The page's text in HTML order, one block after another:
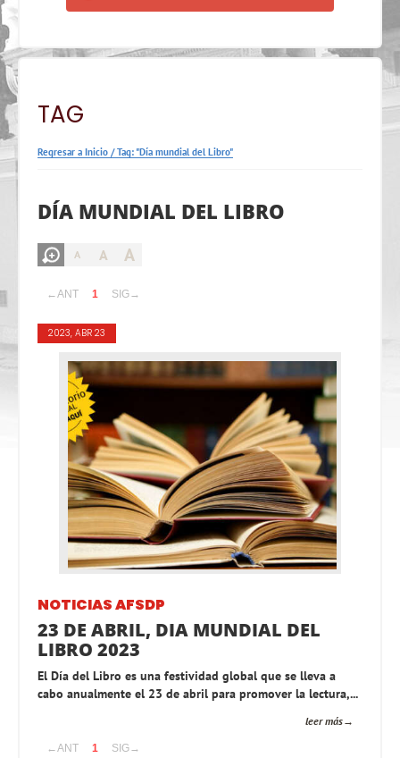
TAG
Regresar a Inicio /Tag: "Día mundial del Libro"
DÍA MUNDIAL DEL LIBRO
A A A
←ANT 1 SIG→
2023, ABR 23
NOTICIAS AFSDP
23 DE ABRIL, DIA MUNDIAL DEL
LIBRO 2023
El Día del Libro es una festividad global que se lleva a
cabo anualmente el 23 de abril para promover la lectura,...
leer más
←ANT 1 SIG→